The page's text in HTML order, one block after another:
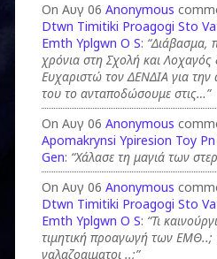
On Αυγ 06Anonymous
Dtwn Timitiki Proagogi Sto
Emth Yplgwn O S: “Διάβασμα,
χρόνια στη Σχολή και Λοχαγός
Ευχαριστώ τον ΔΕΝΔΙΑ για
του το ανταποδώσουμε στις…”
On Αυγ 06Anonymous
Apomakrynsi Ypiresion Toy
Gen: “Χάλασε τη μαγιά των
On Αυγ 06Anonymous
Dtwn Timitiki Proagogi Sto
Emth Yplgwn O S: “Τι
τιμητική προαγωγή των ΕΜΘ..;
γαλαζοαιματοι ..;”